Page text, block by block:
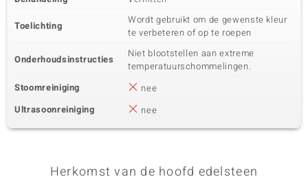
Toelichting
Wordt gebruikt om de gewenste kleur
te verbeteren of op te roepen
Onderhoudsinstructies
Niet blootstellen aan extreme
temperatuurschommelingen.
Stoomreiniging
nee
Ultrasoonreiniging
nee
Herkomst van de hoofd edelsteen